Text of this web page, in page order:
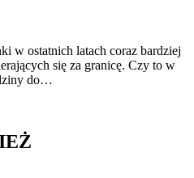
w ostatnich latach coraz bardziej
się za granicę. Czy to w
do…